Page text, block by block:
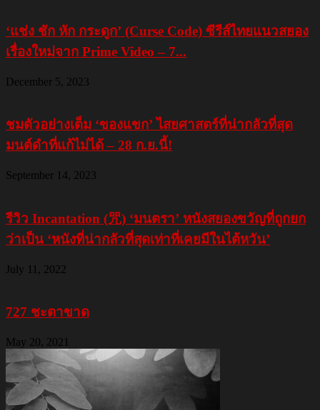
‘แช่ง ชัก หัก กระดูก’ (Curse Code) ซีรีส์ไทยแนวสยอง
เรื่องใหม่จาก Prime Video – 7...
December 5, 2023
ชมตัวอย่างเต็ม ‘ของแขก’ ไสยศาสตร์ที่น่ากลัวที่สุด
มนต์ดำที่แก้ไม่ได้ – 28 ก.ย.นี้!
September 14, 2023
รีวิว Incantation (咒) ‘มนตรา’ หนังสยองขวัญที่ถูกยก
ว่าเป็น ‘หนังที่น่ากลัวที่สุดเท่าที่เคยมีในไต้หวัน’
July 11, 2022
727 ชะตาขาด
May 20, 2021